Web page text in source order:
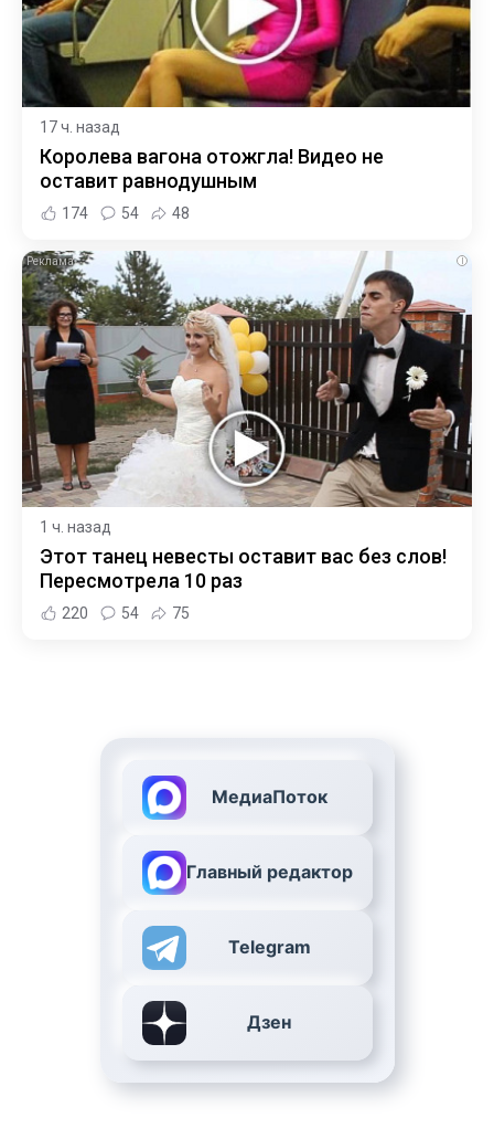
17 ч. назад
Королева вагона отожгла! Видео не
оставит равнодушным
174 54 48
i
1 ч. назад
Этот танец невесты оставит вас без слов!
Пересмотрела 10 раз
220 54 75
МедиаПоток
Главный редактор
Telegram
Дзен